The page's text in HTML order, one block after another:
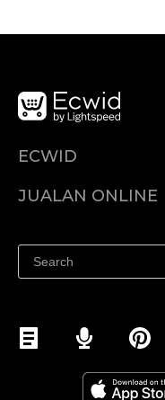
ECWID
Pusat Bantuan
JUALAN ONLINE
Jualan di Facebook